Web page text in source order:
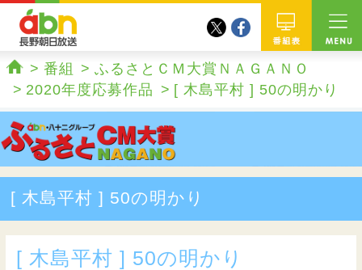
twitterfacebook
ホーム
番組
ふるさとＣＭ大賞ＮＡＧＡＮＯ
2020年度応募作品
[ 木島平村 ] 50の明かり
[ 木島平村 ] 50の明かり
[ 木島平村 ] 50の明かり